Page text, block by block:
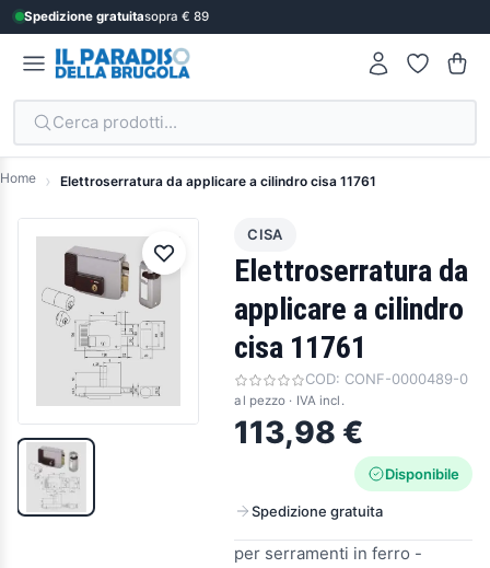
Spedizione gratuitasopra € 89
Cerca prodotti...
Home Elettroserratura da applicare a cilindro cisa 11761
CISA
Elettroserratura da
applicare a cilindro
cisa 11761
COD: CONF-0000489-0
al pezzo · IVA incl.
113,98 €
Disponibile
Spedizione gratuita
per serramenti in ferro -